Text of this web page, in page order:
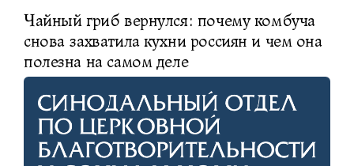
Чайный гриб вернулся: почему комбуча
снова захватила кухни россиян и чем она
полезна на самом деле